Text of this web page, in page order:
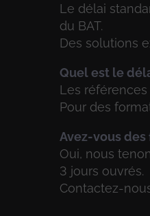
Le délai
du BAT.
Des solutions
Quel est le
Les
Pour des
Avez-vous des
Oui, nous
3 jours ouvrés.
Contactez-